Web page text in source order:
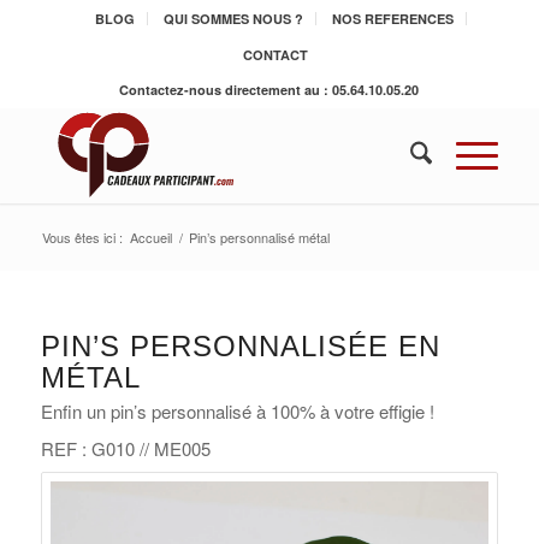
BLOG QUI SOMMES NOUS ?
NOS REFERENCES
CONTACT
Contactez-nous directement au : 05.64.10.05.20
Vous êtes ici : Accueil / Pin’s personnalisé métal
PIN’S PERSONNALISÉE EN
MÉTAL
Enfin un pin’s personnalisé à 100% à votre effigie !
REF : G010 // ME005